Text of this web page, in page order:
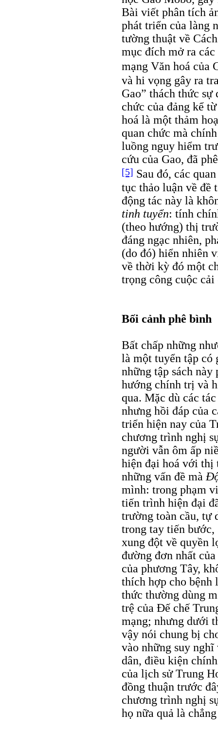
Bài viết phân tích
phát triển của làng
tường thuật về
mục đích mở ra
mạng Văn hoá
và hi vọng gây ra
Gao” thách thức
chức của đảng kể
hoá là một thảm
quan chức mà
luồng nguy hiểm
cứu của Gao, đã
[5] Sau đó, các
tục thảo luận về đề
động tác này là
tinh tuyển: tính
(theo hướng) thị
đáng ngạc nhiên,
(do đó) hiển nhiên
về thời kỳ đó một
trọng công cuộc cải
Bối cảnh phê bình
Bất chấp những
là một tuyển tập có
những tập sách
hướng chính trị và
qua. Mặc dù các
nhưng hồi đáp của
triển hiện nay của
chương trình nghị
người vẫn ôm ấp
hiện đại hoá với thị
những vấn đề mà
mình: trong phạm
tiến trình hiện đại
trường toàn cầu, tự
trong tay tiến bước,
xung đột về quyền
đường đơn nhất
của phương Tây,
thích hợp cho bệnh
thức thường dùng
trệ của Ðế chế
mạng; nhưng dưới
vậy nói chung bị
vào những suy
dân, điều kiện
của lịch sử Trung
đồng thuận trước
chương trình nghị
họ nữa quả là